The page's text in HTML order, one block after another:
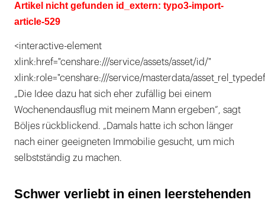
Artikel nicht gefunden id_extern: typo3-import-
article-529
<interactive-element
xlink:href="censhare:///service/assets/asset/id/"
xlink:role="censhare:///service/masterdata/
„Die Idee dazu hat sich eher zufällig bei einem
Wochenendausflug mit meinem Mann ergeben“, sagt
Böljes rückblickend. „Damals hatte ich schon länger
nach einer geeigneten Immobilie gesucht, um mich
selbstständig zu machen.
Schwer verliebt in einen leerstehenden